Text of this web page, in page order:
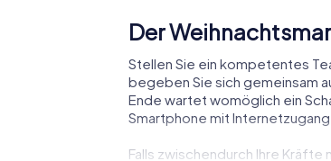
Der
Stellen Sie ein kompetentes
begeben Sie sich gemeinsam
Ende wartet womöglich ein
Smartphone mit
Falls zwischendurch Ihre